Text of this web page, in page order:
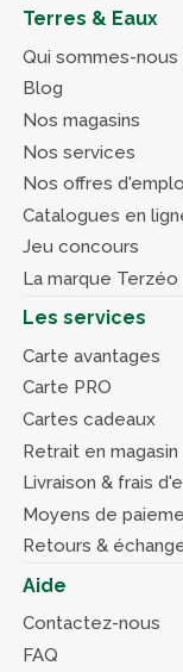
Terres & Eaux
Qui sommes-nous
Blog
Nos magasins
Nos services
Nos offres
Catalogues en
Jeu concours
La marque Terzéo
Les services
Carte avantages
Carte PRO
Cartes cadeaux
Retrait en magasin
Livraison & frais
Moyens de
Retours &
Aide
Contactez-nous
FAQ